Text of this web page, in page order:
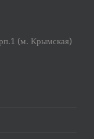
(м. Крымская)